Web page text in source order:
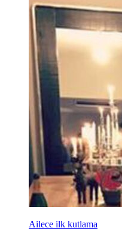
Ailece ilk kutlama